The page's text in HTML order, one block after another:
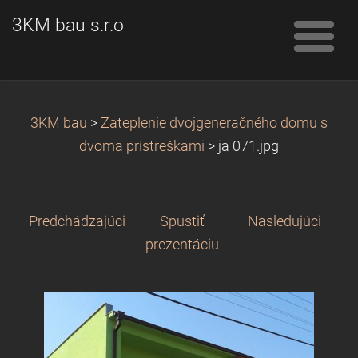
3KM bau s.r.o
3KM bau > Zateplenie dvojgeneračného domu s
dvoma prístreškami > ja 071.jpg
Predchádzajúci
Spustiť
prezentáciu
Nasledujúci